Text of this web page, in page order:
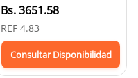
Bs.3651.58
REF 4.83
Consultar Disponibilidad